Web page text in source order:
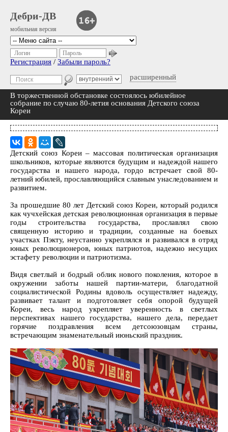
Дебри-ДВ
мобильная версия
расширенный
Логин Пароль
Регистрация / Забыли пароль?
В торжественной обстановке состоялось юбилейное
собрание по случаю 80-летия основания Детского союза
Кореи
Детский союз Кореи – массовая политическая организация
школьников, которые являются будущим и надеждой нашего
государства и нашего народа, гордо встречает свой 80-
летний юбилей, прославляющийся славным унаследованием и
развитием.
За прошедшие 80 лет Детский союз Кореи, который родился
как чучхейская детская революционная организация в первые
годы строительства государства, прославлял свою
священную историю и традиции, созданные на боевых
участках Пэкту, неустанно укреплялся и развивался в отряд
юных революционеров, юных патриотов, надежно несущих
эстафету революции и патриотизма.
Видя светлый и бодрый облик нового поколения, которое в
окружении заботы нашей партии-матери, благодатной
социалистической Родины вдоволь осуществляет надежду,
развивает талант и подготовляет себя опорой будущей
Кореи, весь народ укрепляет уверенность в светлых
перспективах нашего государства, нашего дела, передает
горячие поздравления всем детсоюзовцам страны,
встречающим знаменательный июньский праздник.